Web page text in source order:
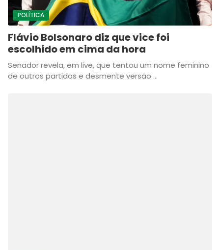
POLÍTICA
Flávio Bolsonaro diz que vice foi
escolhido em cima da hora
Senador revela, em live, que tentou um nome feminino
de outros partidos e desmente versão ...